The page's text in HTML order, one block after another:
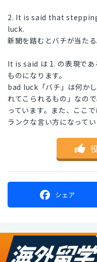
2. It is said that
luck.
新聞を踏むとバチが当たる
It is said は 1. の表現で
ものになります。
bad luck「バチ」は何か
れてこられるもの」なの
っています。また、ここ
ランクな言い方になってい
シェア